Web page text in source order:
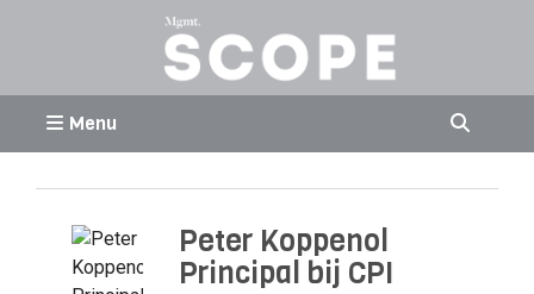
Menu
Peter Koppenol
Principal bij CPI